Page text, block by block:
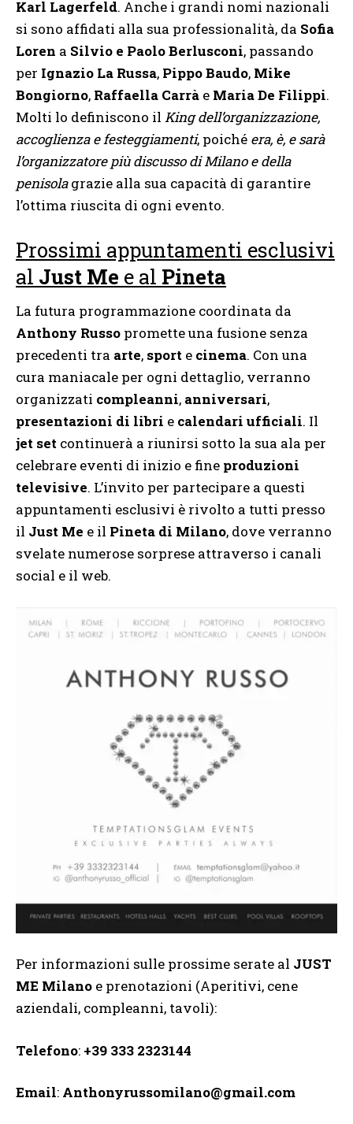
Karl Lagerfeld. Anche i grandi nomi nazionali
si sono affidati alla sua professionalità, da Sofia
Loren a Silvio e Paolo Berlusconi, passando
per Ignazio La Russa, Pippo Baudo, Mike
Bongiorno, Raffaella Carrà e Maria De Filippi.
Molti lo definiscono il King dell’organizzazione,
accoglienza e festeggiamenti, poiché era, è, e sarà
l’organizzatore più discusso di Milano e della
penisolagrazie alla sua capacità di garantire
l’ottima riuscita di ogni evento.
Prossimi appuntamenti esclusivi
al Just Me e al Pineta
La futura programmazione coordinata da
Anthony Russo promette una fusione senza
precedenti tra arte, sport e cinema. Con una
cura maniacale per ogni dettaglio, verranno
organizzati compleanni, anniversari,
presentazioni di libri e calendari ufficiali. Il
jet set continuerà a riunirsi sotto la sua ala per
celebrare eventi di inizio e fine produzioni
televisive. L’invito per partecipare a questi
appuntamenti esclusivi è rivolto a tutti presso
il Just Me e il Pineta di Milano, dove verranno
svelate numerose sorprese attraverso i canali
social e il web.
Per informazioni sulle prossime serate al JUST
ME Milano e prenotazioni (Aperitivi, cene
aziendali, compleanni, tavoli):
Telefono: +39 333 2323144
Email: Anthonyrussomilano@gmail.com